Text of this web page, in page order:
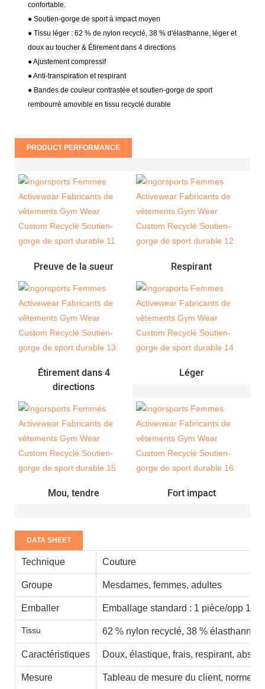
confortable.
● Soutien-gorge de sport à impact moyen
● Tissu léger : 62 % de nylon recyclé, 38 % d'élasthanne, léger et
doux au toucher & Étirement dans 4 directions
● Ajustement compressif
●Anti-transpiration et respirant
● Bandes de couleur contrastée et soutien-gorge de sport
rembourré amovible en tissu recyclé durable
PRODUCT PERFORMANCE
Preuve de la sueur Respirant
Étirement dans 4
directions
Léger
Mou, tendre Fort impact
DATA SHEET
Technique Couture
Groupe Mesdames, femmes, adultes
Emballer Emballage standard : 1 pièce/opp 100
Tissu 62 % nylon recyclé, 38 % élasthanne.
Caractéristiques Doux, élastique, frais, respirant,
Mesure Tableau de mesure du client, normes